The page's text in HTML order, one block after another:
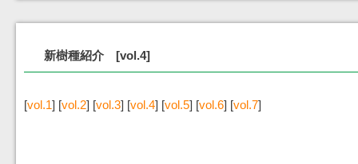
新樹種紹介 [vol.4]
[vol.1] [vol.2] [vol.3] [vol.4] [vol.5] [vol.6] [vol.7]